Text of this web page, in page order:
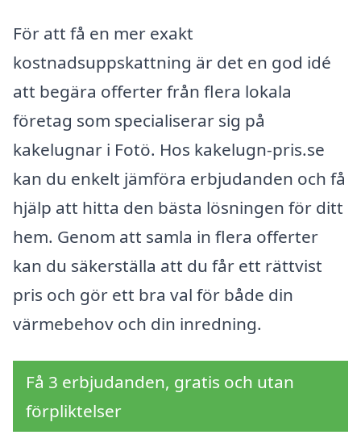
För att få en mer exakt
kostnadsuppskattning är det en god idé
att begära offerter från flera lokala
företag som specialiserar sig på
kakelugnar i Fotö. Hos kakelugn-pris.se
kan du enkelt jämföra erbjudanden och få
hjälp att hitta den bästa lösningen för ditt
hem. Genom att samla in flera offerter
kan du säkerställa att du får ett rättvist
pris och gör ett bra val för både din
värmebehov och din inredning.
Få 3 erbjudanden, gratis och utan
förpliktelser